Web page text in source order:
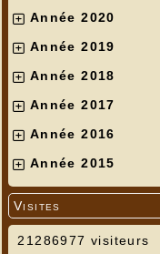
Année 2020
Année 2019
Année 2018
Année 2017
Année 2016
Année 2015
Visites
21286977 visiteurs